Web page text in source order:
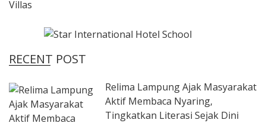
RECENT POST
Relima Lampung Ajak Masyarakat
Aktif Membaca Nyaring,
Tingkatkan Literasi Sejak Dini